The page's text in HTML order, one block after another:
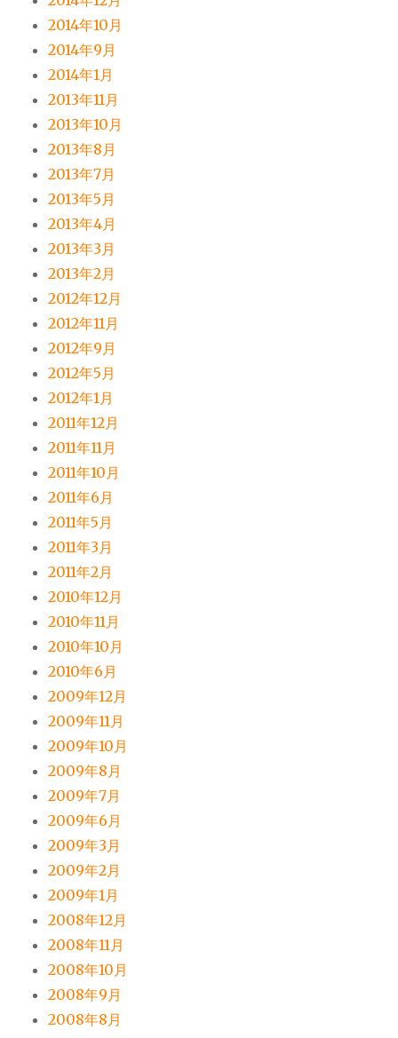
2014年10月
2014年9月
2014年1月
2013年11月
2013年10月
2013年8月
2013年7月
2013年5月
2013年4月
2013年3月
2013年2月
2012年12月
2012年11月
2012年9月
2012年5月
2012年1月
2011年12月
2011年11月
2011年10月
2011年6月
2011年5月
2011年3月
2011年2月
2010年12月
2010年11月
2010年10月
2010年6月
2009年12月
2009年11月
2009年10月
2009年8月
2009年7月
2009年6月
2009年3月
2009年2月
2009年1月
2008年12月
2008年11月
2008年10月
2008年9月
2008年8月